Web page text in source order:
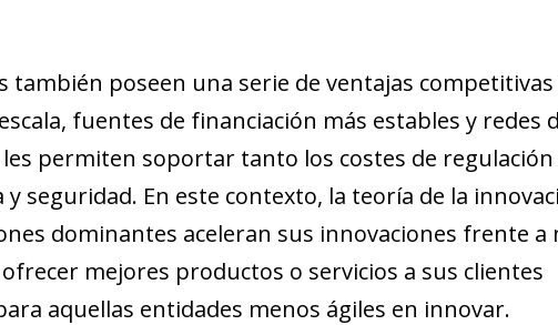
también poseen una serie de ventajas
fuentes de financiación más estables y redes
permiten soportar tanto los costes de regulación
seguridad. En este contexto, la teoría de la
dominantes aceleran sus innovaciones frente a
mejores productos o servicios a sus clientes
aquellas entidades menos ágiles en innovar.